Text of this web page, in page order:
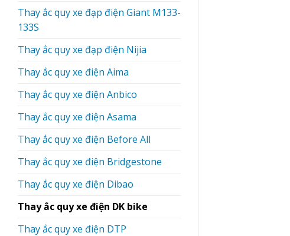
Thay ắc quy xe đạp điện Giant M133-
133S
Thay ắc quy xe đạp điện Nijia
Thay ắc quy xe điện Aima
Thay ắc quy xe điện Anbico
Thay ắc quy xe điện Asama
Thay ắc quy xe điện Before All
Thay ắc quy xe điện Bridgestone
Thay ắc quy xe điện Dibao
Thay ắc quy xe điện DK bike
Thay ắc quy xe điện DTP